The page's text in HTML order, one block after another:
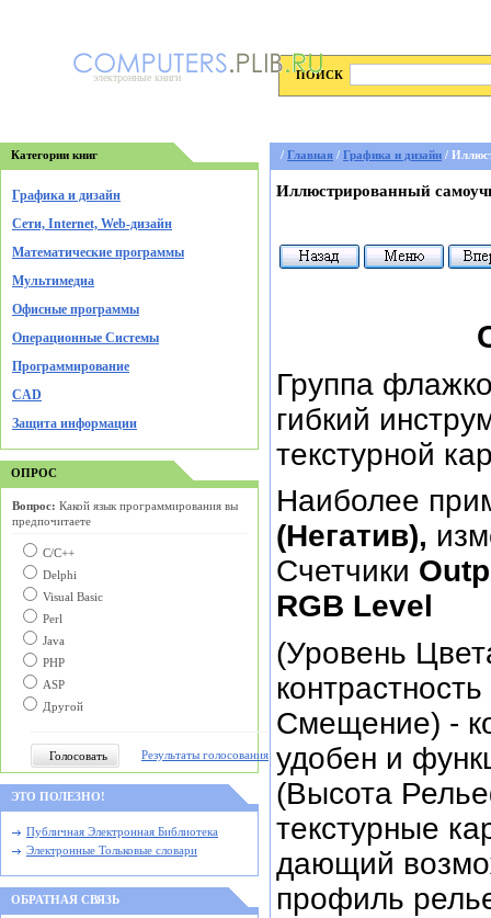
электронные книги ПОИСК
Категории книг
Графика и дизайн
Cети, Internet, Web-дизайн
Математические программы
Мультимедиа
Офисные программы
Операционные Системы
Программирование
CAD
Защита информации
ОПРОС
Вопрос: Какой язык программирования вы
предпочитаете
С/C++
Delphi
Visual Basic
Perl
Java
PHP
ASP
Другой
Результаты голосования
ЭТО ПОЛЕЗНО!
Публичная Электронная Библиотека
Электронные Тольковые словари
ОБРАТНАЯ СВЯЗЬ
/ Главная / Графика и дизайн /
Иллюстрированный
Группа
гибкий
текстурной
Наиболее
(Негатив),
Счетчики
RGB Level
(Уровень
Смещение) -
удобен и
(Высота
текстурные
дающий
профиль